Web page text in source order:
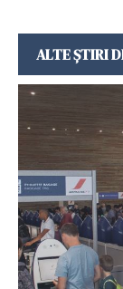
ALTE ȘTIRI